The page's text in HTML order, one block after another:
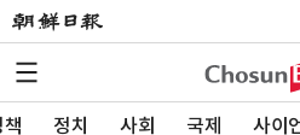
정치 사회 국제 사이